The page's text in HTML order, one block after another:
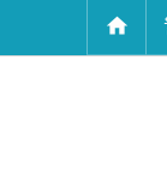
home 메인